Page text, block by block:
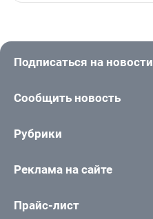
Подписаться на новости
Сообщить новость
Рубрики
Реклама на сайте
Прайс-лист